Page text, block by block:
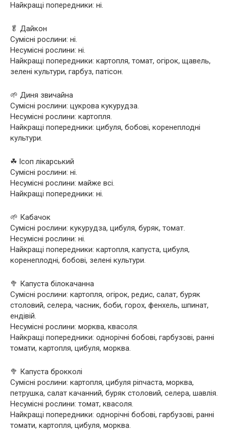
Найкращі попередники: ні.
🥬 Дайкон
Сумісні рослини: ні.
Несумісні рослини: ні.
Найкращі попередники: картопля, томат, огірок, щавель,
зелені культури, гарбуз, патісон.
🌱 Диня звичайна
Сумісні рослини: цукрова кукурудза.
Несумісні рослини: картопля.
Найкращі попередники: цибуля, бобові, коренеплодні
культури.
☘ Ісоп лікарський
Сумісні рослини: ні.
Несумісні рослини: майже всі.
Найкращі попередники: ні.
🌱 Кабачок
Сумісні рослини: кукурудза, цибуля, буряк, томат.
Несумісні рослини: ні.
Найкращі попередники: картопля, капуста, цибуля,
коренеплодні, бобові, зелені культури.
🥦 Капуста білокачанна
Сумісні рослини: картопля, огірок, редис, салат, буряк
столовий, селера, часник, боби, горох, фенхель, шпинат,
ендівій.
Несумісні рослини: морква, квасоля.
Найкращі попередники: однорічні бобові, гарбузові, ранні
томати, картопля, цибуля, морква.
🥦 Капуста брокколі
Сумісні рослини: картопля, цибуля ріпчаста, морква,
петрушка, салат качанний, буряк столовий, селера, шавлія.
Несумісні рослини: томат, квасоля.
Найкращі попередники: однорічні бобові, гарбузові, ранні
томати, картопля, цибуля, морква.